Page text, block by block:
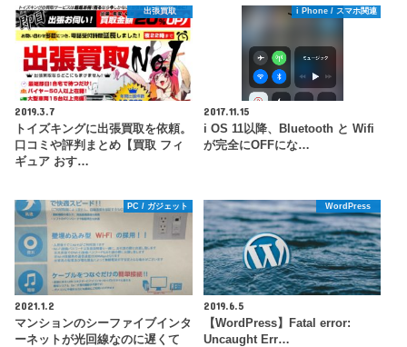
出張買取
2019.3.7
トイズキングに出張買取を依頼。
口コミや評判まとめ【買取 フィ
ギュア おす…
i Phone / スマホ関連
2017.11.15
i OS 11以降、Bluetooth と Wifi
が完全にOFFにな…
PC / ガジェット
2021.1.2
マンションのシーファイブインタ
ーネットが光回線なのに遅くて
WordPress
2019.6.5
【WordPress】Fatal error:
Uncaught Err…